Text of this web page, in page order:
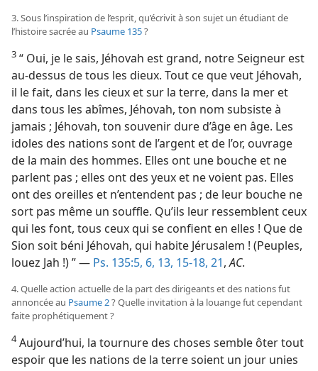
3. Sous l’inspiration de l’esprit, qu’écrivit à son sujet un étudiant de
l’histoire sacrée au Psaume 135?
3 “ Oui, je le sais, Jéhovah est grand, notre Seigneur est
au-dessus de tous les dieux. Tout ce que veut Jéhovah,
il le fait, dans les cieux et sur la terre, dans la mer et
dans tous les abîmes, Jéhovah, ton nom subsiste à
jamais ; Jéhovah, ton souvenir dure d’âge en âge. Les
idoles des nations sont de l’argent et de l’or, ouvrage
de la main des hommes. Elles ont une bouche et ne
parlent pas ; elles ont des yeux et ne voient pas. Elles
ont des oreilles et n’entendent pas ; de leur bouche ne
sort pas même un souffle. Qu’ils leur ressemblent ceux
qui les font, tous ceux qui se confient en elles ! Que de
Sion soit béni Jéhovah, qui habite Jérusalem ! (Peuples,
louez Jah !) ” — Ps. 135:5, 6, 13, 15-18, 21,AC.
4. Quelle action actuelle de la part des dirigeants et des nations fut
annoncée au Psaume 2? Quelle invitation à la louange fut cependant
faite prophétiquement ?
4Aujourd’hui, la tournure des choses semble ôter tout
espoir que les nations de la terre soient un jour unies